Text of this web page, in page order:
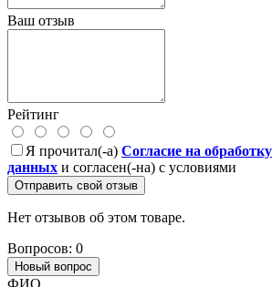
Ваш отзыв
Рейтинг
Я прочитал(-а) Согласие на
данных и согласен(-на) с условиями
Отправить свой отзыв
Нет отзывов об этом товаре.
Вопросов: 0
Новый вопрос